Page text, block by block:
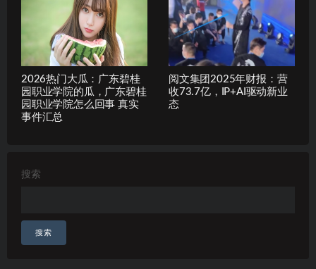
2026热门大瓜：广东碧桂
园职业学院的瓜，广东碧桂
园职业学院怎么回事 真实
事件汇总
阅文集团2025年财报：营
收73.7亿，IP+AI驱动新业
态
搜索
搜索